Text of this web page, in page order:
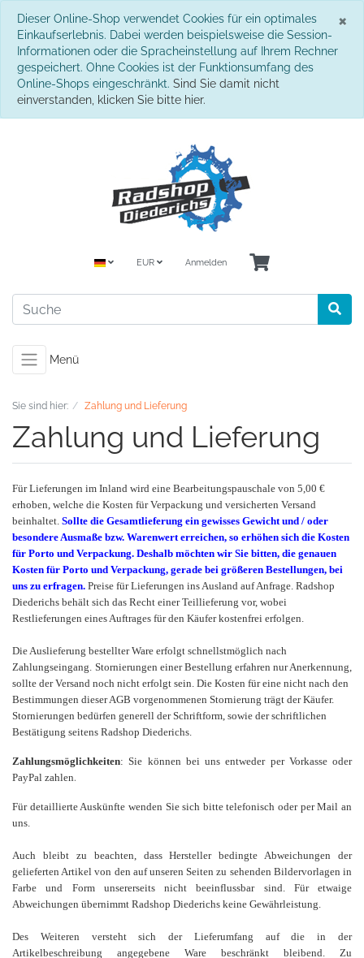
×
Dieser Online-Shop verwendet Cookies für ein optimales
Einkaufserlebnis. Dabei werden beispielsweise die Session-
Informationen oder die Spracheinstellung auf Ihrem Rechner
gespeichert. Ohne Cookies ist der Funktionsumfang des
Online-Shops eingeschränkt. Sind Sie damit nicht
einverstanden, klicken Sie bitte hier.
EUR Anmelden
Menü
Sie sind hier: Zahlung und Lieferung
Zahlung und Lieferung
Für Lieferungen im Inland wird eine Bearbeitungspauschale von 5,00 €
erhoben, welche die Kosten für Verpackung und versicherten Versand
beinhaltet. Sollte die Gesamtlieferung ein gewisses Gewicht und / oder
besondere Ausmaße bzw. Warenwert erreichen, so erhöhen sich die Kosten
für Porto und Verpackung. Deshalb möchten wir Sie bitten, die genauen
Kosten für Porto und Verpackung, gerade bei größeren Bestellungen, bei
uns zu erfragen. Preise für Lieferungen ins Ausland auf Anfrage. Radshop
Diederichs behält sich das Recht einer Teillieferung vor, wobei
Restlieferungen eines Auftrages für den Käufer kostenfrei erfolgen.
Die Auslieferung bestellter Ware erfolgt schnellstmöglich nach
Zahlungseingang. Stornierungen einer Bestellung erfahren nur Anerkennung,
sollte der Versand noch nicht erfolgt sein. Die Kosten für eine nicht nach den
Bestimmungen dieser AGB vorgenommenen Stornierung trägt der Käufer.
Stornierungen bedürfen generell der Schriftform, sowie der schriftlichen
Bestätigung seitens Radshop Diederichs.
Zahlungsmöglichkeiten: Sie können bei uns entweder per Vorkasse oder
PayPal zahlen.
Für detaillierte Auskünfte wenden Sie sich bitte telefonisch oder per Mail an
uns.
Auch bleibt zu beachten, dass Hersteller bedingte Abweichungen der
gelieferten Artikel von den auf unseren Seiten zu sehenden Bildervorlagen in
Farbe und Form unsererseits nicht beeinflussbar sind. Für etwaige
Abweichungen übernimmt Radshop Diederichs keine Gewährleistung.
Des Weiteren versteht sich der Lieferumfang auf die in der
Artikelbeschreibung angegebene Ware beschränkt bleibend. Zu